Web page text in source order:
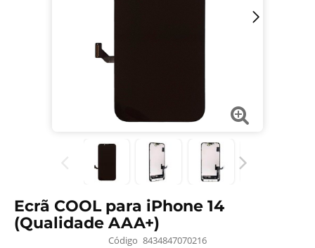
Ecrã COOL para iPhone 14
(Qualidade AAA+)
Código 8434847070216